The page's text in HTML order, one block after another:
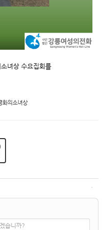
녀상 수요집회를
화의소녀상
습니까?